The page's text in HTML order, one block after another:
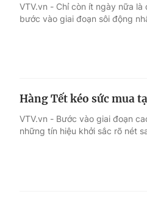
VTV.vn - Chỉ còn ít ngày nữa
bước vào giai đoạn sôi động
Hàng Tết kéo sức mua
VTV.vn - Bước vào giai đoạn
những tín hiệu khởi sắc rõ nét